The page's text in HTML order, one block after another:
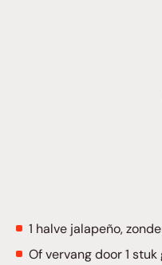
1 halve jalapeño,
Of vervang door 1